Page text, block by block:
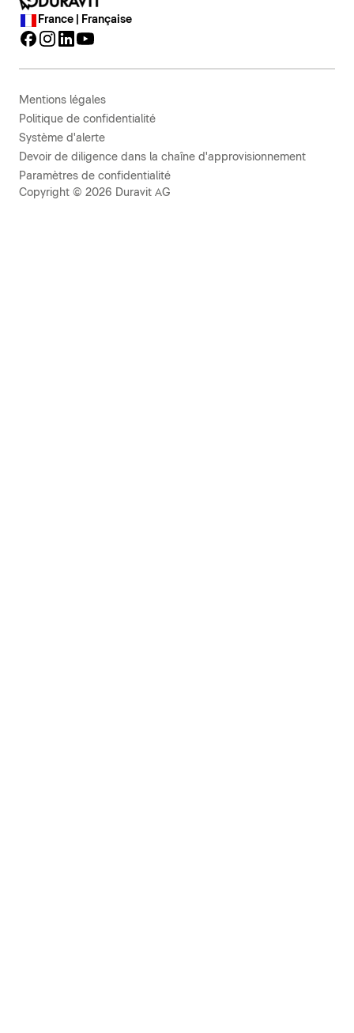
France | Française
Mentions légales
Politique de confidentialité
Système d'alerte
Devoir de diligence dans la chaîne d'approvisionnement
Paramètres de confidentialité
Copyright © 2026 Duravit AG